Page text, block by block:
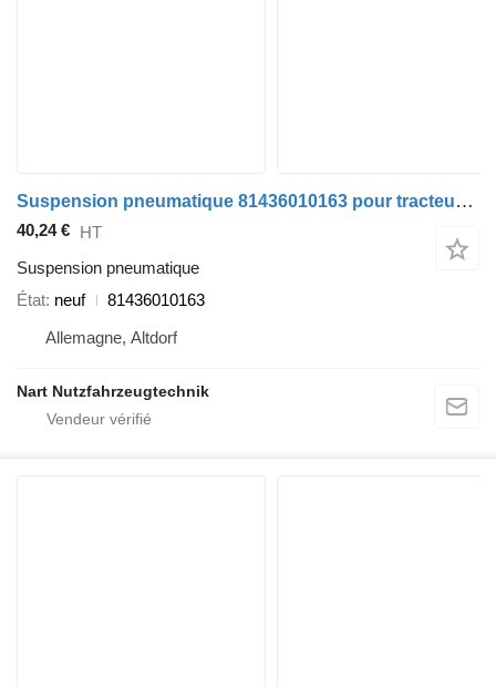
Suspension pneumatique 81436010163 pour tracteur routier MAN TGA TGS TG
40,24 € HT
Suspension pneumatique
État neuf
81436010163
Allemagne, Altdorf
Nart Nutzfahrzeugtechnik